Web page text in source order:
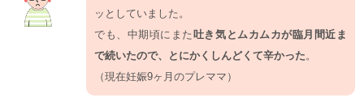
ッとしていました。
でも、中期頃にまた吐き気とムカムカが臨月間近ま
で続いたので、とにかくしんどくて辛かった。
（現在妊娠9ヶ月のプレママ）